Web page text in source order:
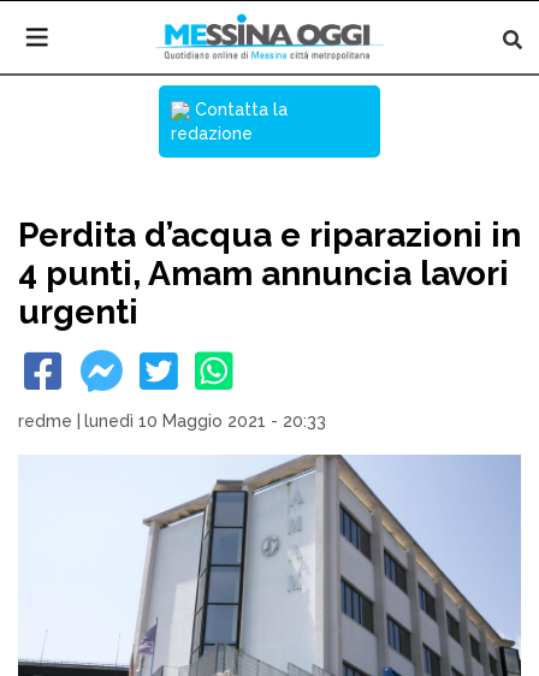
Contatta la
redazione
Perdita d’acqua e riparazioni in
4 punti, Amam annuncia lavori
urgenti
redme lunedì 10 Maggio 2021 - 20:33